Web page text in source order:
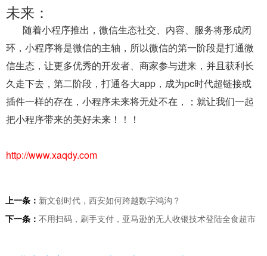
未来：
随着小程序推出，微信生态社交、内容、服务将形成闭
环，小程序将是微信的主轴，所以微信的第一阶段是打通微
信生态，让更多优秀的开发者、商家参与进来，并且获利长
久走下去，第二阶段，打通各大app，成为pc时代超链接或
插件一样的存在，小程序未来将无处不在，；就让我们一起
把小程序带来的美好未来！！！
http://www.xaqdy.com
上一条： 新文创时代，西安如何跨越数字鸿沟？
下一条： 不用扫码，刷手支付，亚马逊的无人收银技术登陆全食超市